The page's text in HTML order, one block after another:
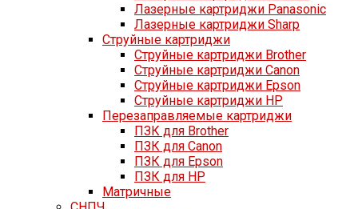
Лазерные картриджи Panasonic
Лазерные картриджи Sharp
Струйные картриджи
Струйные картриджи Brother
Струйные картриджи Canon
Струйные картриджи Epson
Струйные картриджи HP
Перезаправляемые картриджи
ПЗК для Brother
ПЗК для Canon
ПЗК для Epson
ПЗК для HP
Матричные